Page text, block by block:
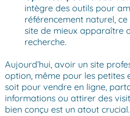
intègre des outils pour
référencement naturel,
site de mieux apparaître
recherche.
Aujourd’hui, avoir un site
option, même pour les petites
soit pour vendre en ligne,
informations ou attirer des
bien conçu est un atout crucial.